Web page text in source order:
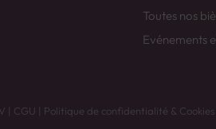
Toutes nos
Evénements
| CGU | Politique de confidentialité & Cookies